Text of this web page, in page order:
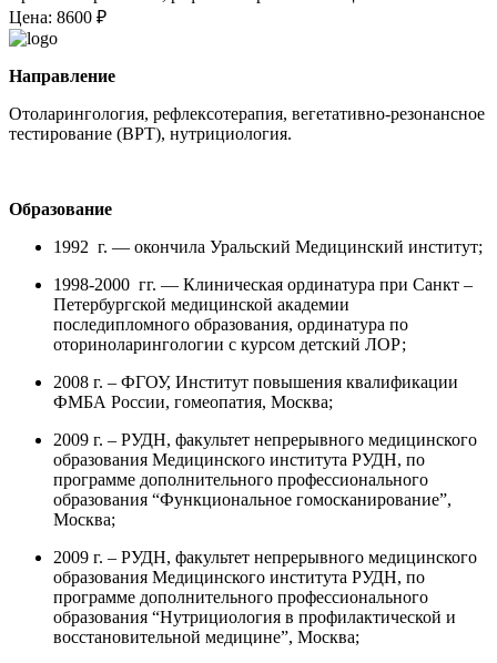
Цена: 8600 ₽
Направление
Отоларингология, рефлексотерапия, вегетативно-резонансное
тестирование (ВРТ), нутрициология.
Образование
1992 г. — окончила Уральский Медицинский институт;
1998-2000 гг. — Клиническая ординатура при Санкт –
Петербургской медицинской академии
последипломного образования, ординатура по
оториноларингологии с курсом детский ЛОР;
2008 г. – ФГОУ, Институт повышения квалификации
ФМБА России, гомеопатия, Москва;
2009 г. – РУДН, факультет непрерывного медицинского
образования Медицинского института РУДН, по
программе дополнительного профессионального
образования “Функциональное гомосканирование”,
Москва;
2009 г. – РУДН, факультет непрерывного медицинского
образования Медицинского института РУДН, по
программе дополнительного профессионального
образования “Нутрициология в профилактической и
восстановительной медицине”, Москва;